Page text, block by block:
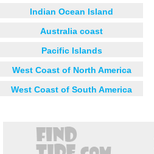
Indian Ocean Island
Australia coast
Pacific Islands
West Coast of North America
West Coast of South America